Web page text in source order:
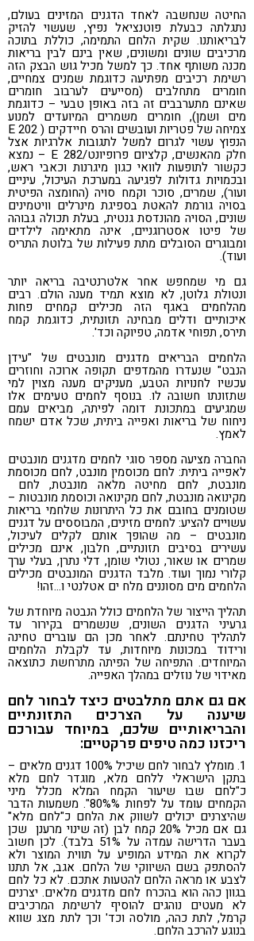
החיטה שנחשבה לאחד הדגנים המזינים בעולם,
נתגלתה כבעלת פוטנציאל נפיץ, שעשוי להזיק
לבריאותנו. שקית הלחם התמימה, כוללת בתוכה
מרכיבים שונים ומשונים, שאין בינם לבין בריאות
מכנה משותף אחד. כך למשל מכיל גוש הבצק הזה
רשימת רכיבים מפתיעה כדוגמת שמנים צמחיים,
חומרים מתחלבים (מסייעים לערבוב חומרים
שאינם מתערבבים זה בזה באופן טבעי – כדוגמת
מים ושמן), חומרים משמרים המיועדים למנוע
צמיחה של פטריות ועובשים והרס חיידקים ( 202 E
הנפוץ עשוי לגרום למשל לתגובות אלרגיות אצל
חלק מהאנשים, קלציום פרופיונט/282 E – נמצא
כקשור לתופעות לוואי כגון מיגרנות וכאבי ראש,
ובכמויות גדולות לפגיעה במערכת העיכול, עיניים
ועור), שמרים, סוכר וקמח סויה (החומצה הפיטית
בסויה גורמת להאטת בספיגת מינרלים וויטמינים
שונים, הסויה מהונדסת גנטית, בעלת תכולה גבוהה
של פיטו אסטרוגניים, אינה מתאימה לילדים
ומבוגרים הסובלים מתת פעילות של בלוטת התריס
ועוד).
גם מי שמחפש אחר אלטרנטיבה בריאה יותר
ונטולת גלוטן, לא מוצא תמיד מענה הולם. רבים
מהלחמים באגף הזה מכילים קמחים פחות
איכותיים ודלים מבחינה תזונתית, כדוגמת קמח
תירס, תפוחי אדמה, טפיוקה וכד'.
הלחמים הבריאים מדגנים מונבטים של "עידן
הנבט" שנעדרו מהמדפים תקופה ארוכה וחוזרים
עכשיו לחנויות הטבע, מעניקים מענה מצוין למי
שתזונתו חשובה לו. בנוסף לחמים טעימים אלו
שמגיעים במתכונת דומה לפיתה, מביאים עמם
ניחוח של בריאות ואפייה ביתית, שכל אדם ישמח
לאמץ.
החברה מציעה מספר סוגי לחמים מדגנים מונבטים
לאפייה ביתית: לחם מכוסמין מונבט, לחם מכוסמת
מונבטת, לחם מחיטה מלאה מונבטת, לחם
מקינואה מונבטת, לחם מקינואה וכוסמת מונבטות –
שטומנים בחובם את כל היתרונות שלחמי בריאות
עשויים להציע: לחמים מזינים, המבוססים על דגנים
מונבטים – מה שהופך אותם לקלים לעיכול,
עשירים בסיבים תזונתיים, חלבון, אינם מכילים
שמרים או שאור, נטולי שומן, דלי נתרן, בעלי ערך
קלורי נמוך ועוד. מלבד הדגנים המונבטים מכילים
הלחמים מים מסוננים מלח ים אטלנטי ו…זהו!
תהליך הייצור של הלחמים כולל הנבטה מיוחדת של
גרעיני הדגנים השונים, שנשמרים בקירור עד
לתהליך טחינתם. לאחר מכן הם עוברים טחינה
ורידוד במכונות מיוחדות, עד לקבלת הלחמים
המיוחדים. התפיחה של הפיתה מתרחשת כתוצאה
מאידוי של נוזלים במהלך האפייה.
אם גם אתם מתלבטים כיצד לבחור לחם
שיענה על הצרכים התזונתיים
והבריאותיים שלכם, במיוחד עבורכם
ריכזנו כמה טיפים פרקטיים:
1. מומלץ לבחור לחם שיכיל 100% דגנים מלאים –
בתקן הישראלי ללחם מלא, מוגדר לחם מלא
כ"לחם שבו שיעור הקמח המלא מכלל מיני
הקמחים עומד על לפחות 80%%". משמעות הדבר
שהיצרנים יכולים לשווק את הלחם כ"לחם מלא"
גם אם מכיל 20% קמח לבן (זה שינוי מרענן שכן
בעבר הדרישה עמדה על 51% בלבד). לכן חשוב
לקרוא את המידע המופיע על תווית המוצר ולא
להסתפק בשם השיווקי של הלחם. אגב, אל תתנו
לצבע או מראה הלחם להטעות אתכם. לא כל לחם
בגוון כהה הוא בהכרח לחם מדגנים מלאים. יצרנים
לא מעטים נוהגים להוסיף לרשימת המרכיבים
קרמל, לתת כהה, מולסה וכד' וכך לתת מצג שווא
בנוגע להרכב הלחם.